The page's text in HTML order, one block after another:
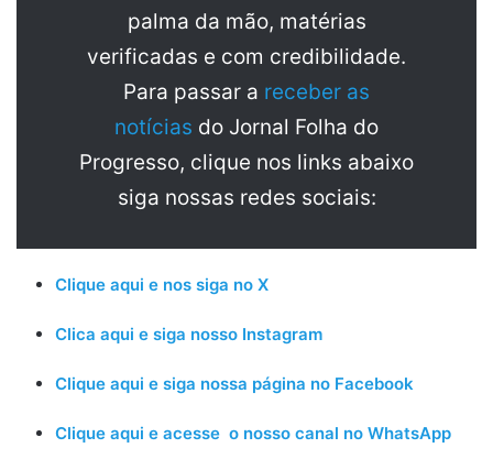
palma da mão, matérias
verificadas e com credibilidade.
Para passar a receber as
notícias do Jornal Folha do
Progresso, clique nos links abaixo
siga nossas redes sociais:
Clique aqui e nos siga no X
Clica aqui e siga nosso Instagram
Clique aqui e siga nossa página no Facebook
Clique aqui e acesse o nosso canal no WhatsApp